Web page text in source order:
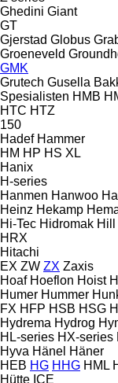
Ghedini Giant
GT
Gjerstad Globus
Groeneveld
GMK
Grutech Gusella
Spesialisten HMB
HTC HTZ
150
Hadef Hammer
HM HP HS XL
Hanix
H-series
Hanmen Hanwoo
Heinz Hekamp
Hi-Tec Hidromak Hill
HRX
Hitachi
EX ZW ZX Zaxis
Hoaf Hoeflon Hoist
Humer Hummer
FX HFP HSB HSG
Hydrema Hydrog
HL-series HX-series
Hyva Hänel Häner
HEB HG HHG HML
Hütte ICE